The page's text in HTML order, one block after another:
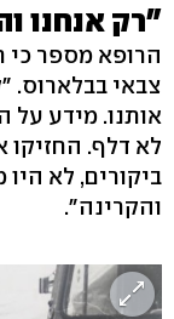
"רק אנחנו
הרופא מספר כי
צבאי בבלארוס.
אותנו. מידע על
לא דלף. החזיקו
ביקורים, לא
והקרינה".